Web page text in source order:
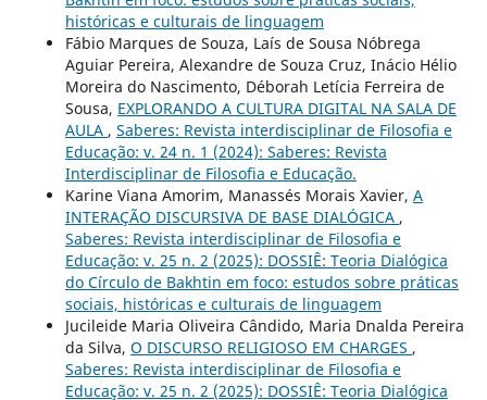
históricas e culturais de linguagem
Fábio Marques de Souza, Laís de Sousa Nóbrega
Aguiar Pereira, Alexandre de Souza Cruz, Inácio Hélio
Moreira do Nascimento, Déborah Letícia Ferreira de
Sousa, EXPLORANDO A CULTURA DIGITAL NA SALA DE
AULA , Saberes: Revista interdisciplinar de Filosofia e
Educação: v. 24 n. 1 (2024): Saberes: Revista
Interdisciplinar de Filosofia e Educação.
Karine Viana Amorim, Manassés Morais Xavier, A
INTERAÇÃO DISCURSIVA DE BASE DIALÓGICA ,
Saberes: Revista interdisciplinar de Filosofia e
Educação: v. 25 n. 2 (2025): DOSSIÊ: Teoria Dialógica
do Círculo de Bakhtin em foco: estudos sobre práticas
sociais, históricas e culturais de linguagem
Jucileide Maria Oliveira Cândido, Maria Dnalda Pereira
da Silva, O DISCURSO RELIGIOSO EM CHARGES ,
Saberes: Revista interdisciplinar de Filosofia e
Educação: v. 25 n. 2 (2025): DOSSIÊ: Teoria Dialógica